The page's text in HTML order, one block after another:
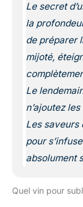
Le secret
la
de préparer
mijoté,
Le
n’ajoutez
Les saveurs
pour
absolument
Quel vin pour